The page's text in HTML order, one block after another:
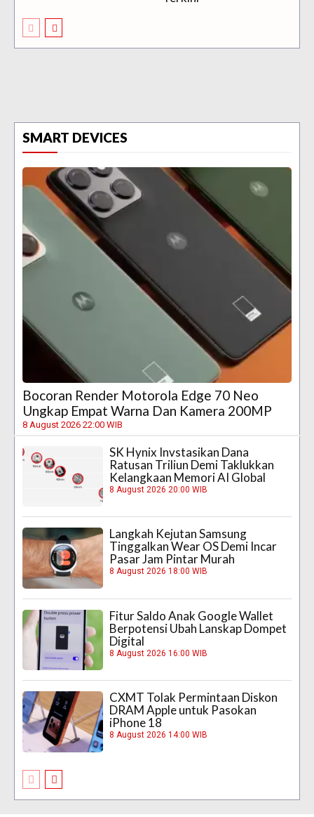
SMART DEVICES
Bocoran Render Motorola Edge 70 Neo
Ungkap Empat Warna Dan Kamera 200MP
8 August 2026 22:00 WIB
SK Hynix Invstasikan Dana
Ratusan Triliun Demi Taklukkan
Kelangkaan Memori AI Global
8 August 2026 20:00 WIB
Langkah Kejutan Samsung
Tinggalkan Wear OS Demi Incar
Pasar Jam Pintar Murah
8 August 2026 18:00 WIB
Fitur Saldo Anak Google Wallet
Berpotensi Ubah Lanskap Dompet
Digital
8 August 2026 16:00 WIB
CXMT Tolak Permintaan Diskon
DRAM Apple untuk Pasokan
iPhone 18
8 August 2026 14:00 WIB